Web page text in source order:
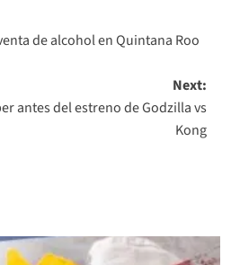
de alcohol en Quintana Roo
Next:
antes del estreno de Godzilla vs
Kong